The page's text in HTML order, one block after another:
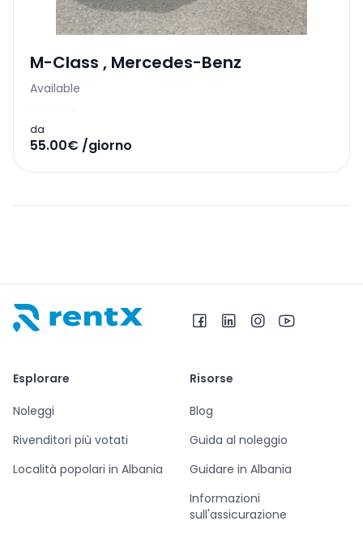
M-Class , Mercedes-Benz
Available
da
55.00€ /giorno
Esplorare
Noleggi
Rivenditori più votati
Località popolari in Albania
Risorse
Blog
Guida al noleggio
Guidare in Albania
Informazioni
sull'assicurazione